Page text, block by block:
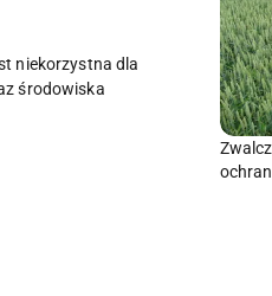
niekorzystna dla
środowiska